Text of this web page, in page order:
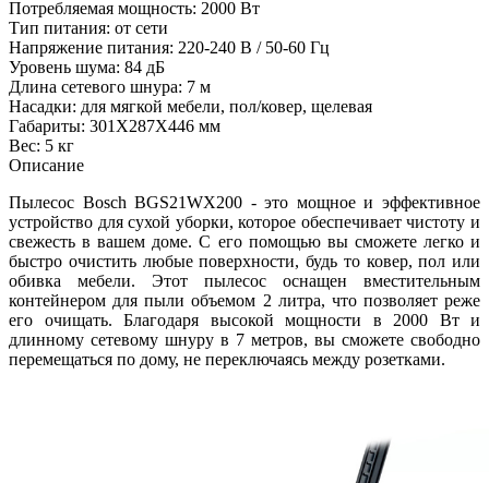
Потребляемая мощность: 2000 Вт
Тип питания: от сети
Напряжение питания: 220-240 В / 50-60 Гц
Уровень шума: 84 дБ
Длина сетевого шнура: 7 м
Насадки: для мягкой мебели, пол/ковер, щелевая
Габариты: 301X287X446 мм
Вес: 5 кг
Описание
Пылесос Bosch BGS21WX200 - это мощное и эффективное
устройство для сухой уборки, которое обеспечивает чистоту и
свежесть в вашем доме. С его помощью вы сможете легко и
быстро очистить любые поверхности, будь то ковер, пол или
обивка мебели. Этот пылесос оснащен вместительным
контейнером для пыли объемом 2 литра, что позволяет реже
его очищать. Благодаря высокой мощности в 2000 Вт и
длинному сетевому шнуру в 7 метров, вы сможете свободно
перемещаться по дому, не переключаясь между розетками.